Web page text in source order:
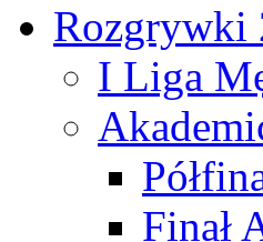
Rozgrywki
I Liga
Finał